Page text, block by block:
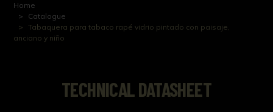
Home
Catalogue
Tabaquera para tabaco rapé vidrio pintado con paisaje,
anciano y niño
TECHNICAL DATASHEET